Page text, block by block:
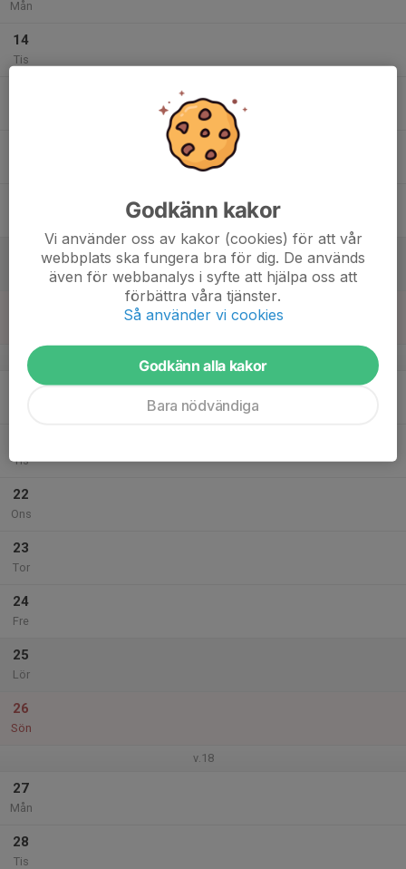
Mån
14
Tis
v.17
Tis
22
Ons
23
Tor
24
Fre
25
Lör
26
Sön
v.18
27
Mån
28
Tis
Godkänn kakor
Vi använder oss av kakor (cookies) för att vår
webbplats ska fungera bra för dig. De används
även för webbanalys i syfte att hjälpa oss att
förbättra våra tjänster.
Så använder vi cookies
Godkänn alla kakor
Bara nödvändiga